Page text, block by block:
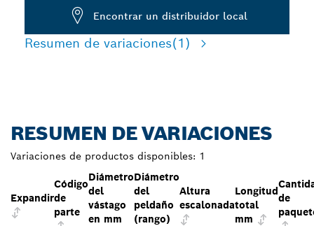
Encontrar un distribuidor local
Resumen de variaciones(1)
RESUMEN DE VARIACIONES
Variaciones de productos disponibles: 1
Expandir
Código
de
parte
Diámetro
del
vástago
en mm
Diámetro
del
peldaño
(rango)
Altura
escalonada
Longitud
total
mm
de